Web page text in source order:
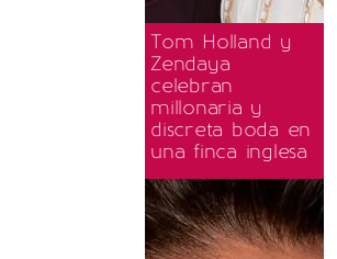
Tom Holland y
Zendaya
celebran
millonaria y
discreta boda en
una finca inglesa